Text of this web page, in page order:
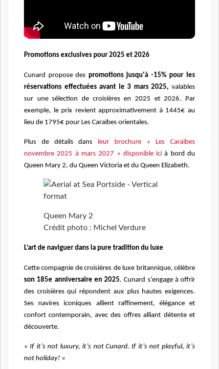
Promotions exclusives pour 2025 et 2026
Cunard propose des promotions jusqu'à -15% pour les
réservations effectuées avant le 3 mars 2025, valables
sur une sélection de croisières en 2025 et 2026. Par
exemple, le prix revient approximativement à 1445€ au
lieu de 1795€ pour Les Caraïbes orientales.
Plus de détails dans leur brochure « Les Caraïbes
novembre 2025 à mars 2027 » disponible icià bord du
Queen Mary 2, du Queen Victoria et du Queen Elizabeth.
Queen Mary 2
Crédit photo : Michel Verdure
L’art de naviguer dans la pure tradition du luxe
Cette compagnie de croisières de luxe britannique, célèbre
son 185e anniversaire en 2025. Cunard s’engage à offrir
des croisières qui répondent aux plus hautes exigences.
Ses navires iconiques allient raffinement, élégance et
confort contemporain, avec des offres alliant détente et
découverte.
« If it’s not luxury, it’s not Cunard. If it’s not playful, it’s
not holiday! »